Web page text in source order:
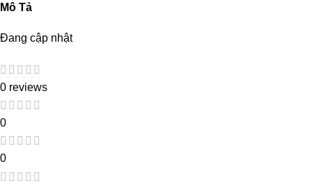
Mô Tả
Đang cập nhật
0 reviews
0
0